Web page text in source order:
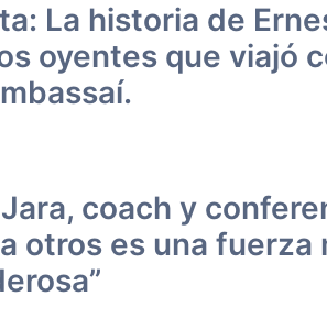
La historia de
oyentes que viajó
coach y
otros es una fuerza